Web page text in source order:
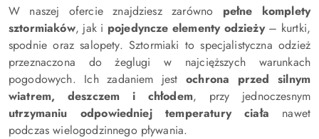
W naszej ofercie znajdziesz zarówno pełne komplety
sztormiaków, jak i pojedyncze elementy odzieży– kurtki,
spodnie oraz salopety. Sztormiaki to specjalistyczna odzież
przeznaczona do żeglugi w najcięższych warunkach
pogodowych. Ich zadaniem jestochrona przed silnym
wiatrem, deszczem i chłodem, przy jednoczesnym
utrzymaniu odpowiedniej temperatury ciała nawet
podczas wielogodzinnego pływania.